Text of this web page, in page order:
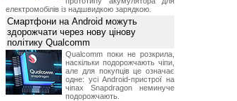
електромобілів із надшвидкою зарядкою.
Смартфони на Android можуть
здорожчати через нову цінову
політику Qualcomm
Qualcomm поки не розкрила,
наскільки подорожчають чіпи,
але для покупців це означає
одне: усі Android-пристрої на
чіпах Snapdragon неминуче
подорожчають.